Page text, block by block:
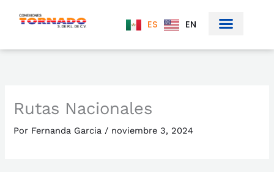
ES EN
Rutas Nacionales
Por Fernanda Garcia / noviembre 3, 2024